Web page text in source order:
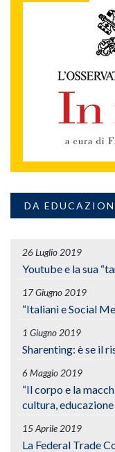
DA
26 Luglio 2019
Youtube e la sua
17 Giugno 2019
“Italiani e Social
1 Giugno 2019
Sharenting: è se il
6 Maggio 2019
“Il corpo e la
cultura, educazione
15 Aprile 2019
La Federal Trade